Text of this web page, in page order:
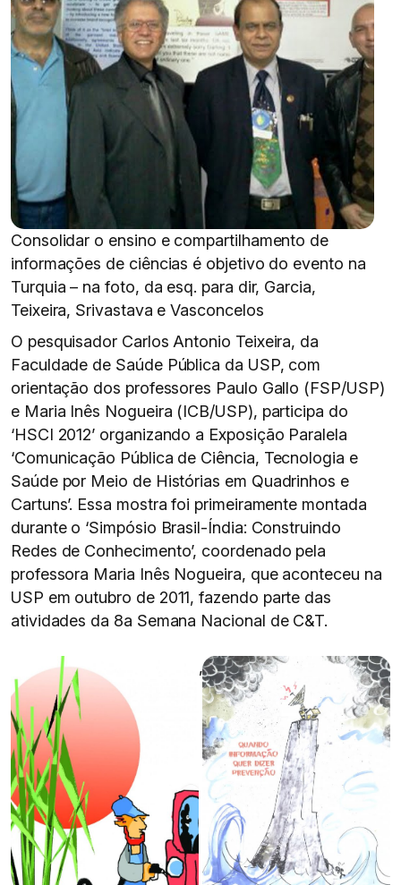
Consolidar o ensino e compartilhamento de
informações de ciências é objetivo do evento na
Turquia – na foto, da esq. para dir, Garcia,
Teixeira, Srivastava e Vasconcelos
O pesquisador Carlos Antonio Teixeira, da
Faculdade de Saúde Pública da USP, com
orientação dos professores Paulo Gallo (FSP/USP)
e Maria Inês Nogueira (ICB/USP), participa do
‘HSCI 2012’ organizando a Exposição Paralela
‘Comunicação Pública de Ciência, Tecnologia e
Saúde por Meio de Histórias em Quadrinhos e
Cartuns’. Essa mostra foi primeiramente montada
durante o ‘Simpósio Brasil-Índia: Construindo
Redes de Conhecimento’, coordenado pela
professora Maria Inês Nogueira, que aconteceu na
USP em outubro de 2011, fazendo parte das
atividades da 8a Semana Nacional de C&T.
,